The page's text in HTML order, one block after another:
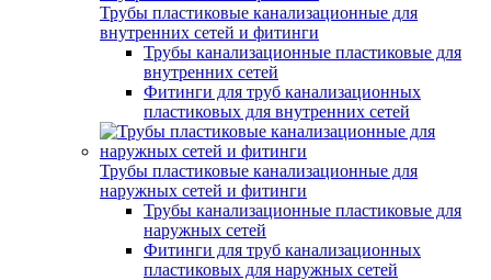
Трубы пластиковые канализационные для
внутренних сетей и фитинги
Трубы канализационные пластиковые для
внутренних сетей
Фитинги для труб канализационных
пластиковых для внутренних сетей
Трубы пластиковые канализационные для
наружных сетей и фитинги
Трубы канализационные пластиковые для
наружных сетей
Фитинги для труб канализационных
пластиковых для наружных сетей